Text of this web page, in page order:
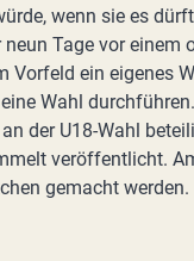
wenn sie es
Tage vor
Vorfeld ein eigenes
Wahl
der U18-Wahl
veröffentlicht.
gemacht